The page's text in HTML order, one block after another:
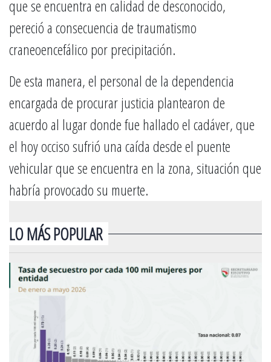
que se encuentra en calidad de desconocido,
pereció a consecuencia de traumatismo
craneoencefálico por precipitación.
De esta manera, el personal de la dependencia
encargada de procurar justicia plantearon de
acuerdo al lugar donde fue hallado el cadáver, que
el hoy occiso sufrió una caída desde el puente
vehicular que se encuentra en la zona, situación que
habría provocado su muerte.
LO MÁS POPULAR